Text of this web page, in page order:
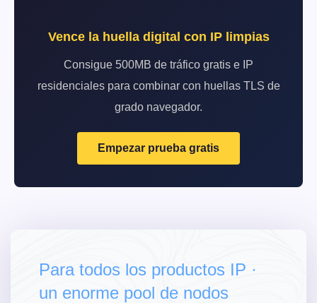
Vence la huella digital con IP limpias
Consigue 500MB de tráfico gratis e IP
residenciales para combinar con huellas TLS de
grado navegador.
Empezar prueba gratis
Para todos los productos IP ·
un enorme pool de nodos